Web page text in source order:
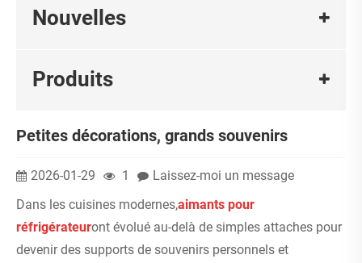
Nouvelles
Produits
Petites décorations, grands souvenirs
2026-01-29 1
Laissez-moi un message
Dans les cuisines modernes,aimants pour
réfrigérateuront évolué au-delà de simples attaches pour
devenir des supports de souvenirs personnels et